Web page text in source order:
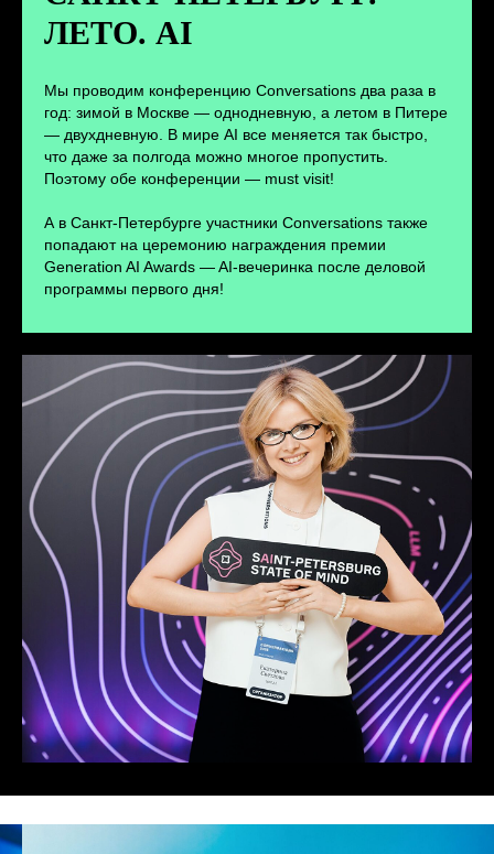
ЛЕТО. AI
Мы проводим конференцию Conversations два раза в
год: зимой в Москве — однодневную, а летом в Питере
— двухдневную. В мире AI все меняется так быстро,
что даже за полгода можно многое пропустить.
Поэтому обе конференции — must visit!
А в Санкт-Петербурге участники Conversations также
попадают на церемонию награждения премии
Generation AI Awards — AI-вечеринка после деловой
программы первого дня!